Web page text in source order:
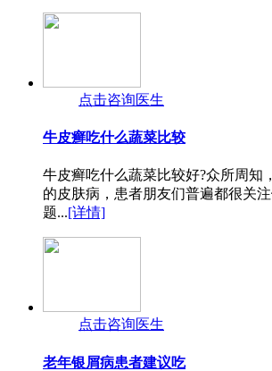
点击咨询医生
牛皮癣吃什么蔬菜比较
牛皮癣吃什么蔬菜比较好?众所周知
的皮肤病，患者朋友们普遍都很关
题...[详情]
点击咨询医生
老年银屑病患者建议吃